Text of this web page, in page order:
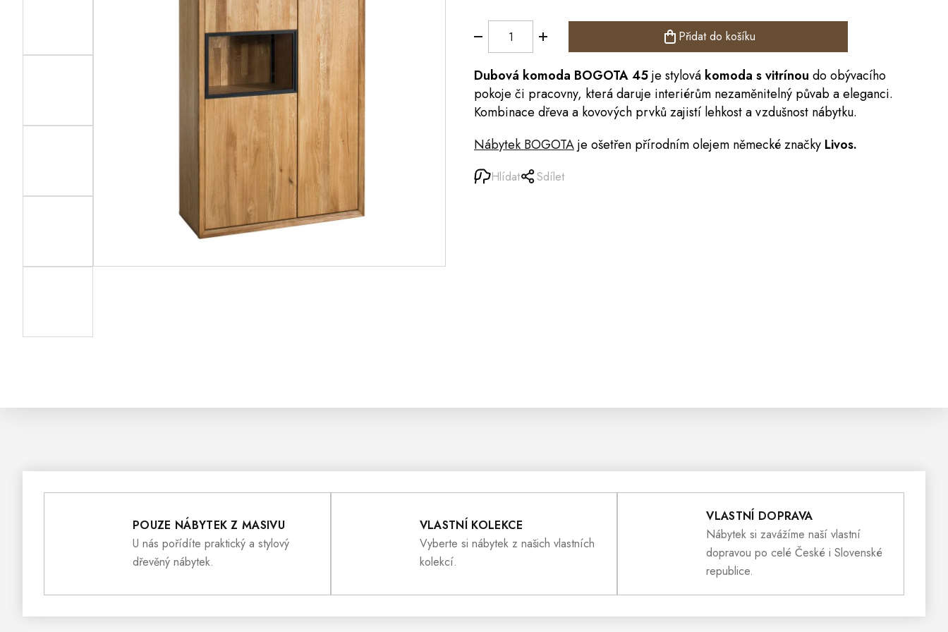
Přidat do košíku
Dubová komoda BOGOTA45je stylová komoda s vitrínou do obývacího
pokoje či pracovny, která daruje interiérům nezaměnitelný půvab a eleganci.
Kombinace dřeva a kovových prvků zajistí lehkost a vzdušnost nábytku.
Nábytek BOGOTAje ošetřen přírodním olejem německé značky Livos.
Hlídat Sdílet
POUZE NÁBYTEK Z MASIVU
U nás pořídíte praktický a stylový
dřevěný nábytek.
VLASTNÍ KOLEKCE
Vyberte si nábytek z našich vlastních
kolekcí.
VLASTNÍ DOPRAVA
Nábytek si zavážíme naší vlastní
dopravou po celé České i Slovenské
republice.